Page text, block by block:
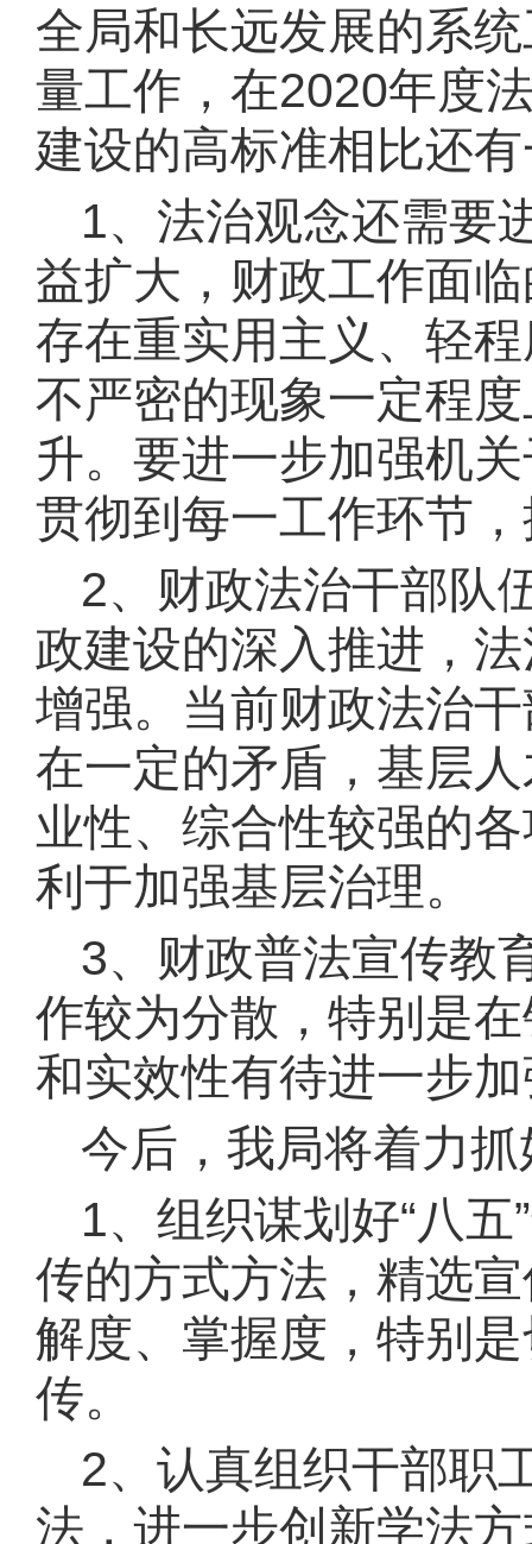
全局和长远发展的系
量工作，在2020年度
建设的高标准相比还
1、 法治观念还需要
益扩大，财政工作面
存在重实用主义、轻
不严密的现象一定程
升。要进一步加强机
贯彻到每一工作环节
2、 财政法治干部队
政建设的深入推进，
增强。当前财政法治
在一定的矛盾，基层
业性、综合性较强的
利于加强基层治理。
3、 财政普法宣传教
作较为分散，特别是
和实效性有待进一步
今后，我局将着力
1、 组织谋划好“八
传的方式方法，精选
解度、掌握度，特别
传。
2、 认真组织干部职
法，进一步创新学法